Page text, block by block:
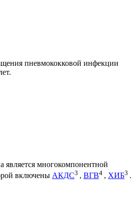
пневмококковой инфекции
является многокомпонентной
включены АКДС3 , ВГВ4 , ХИБ3 .